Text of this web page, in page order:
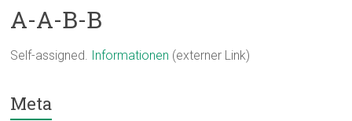
A-A-B-B
Self-assigned. Informationen (externer Link)
Meta